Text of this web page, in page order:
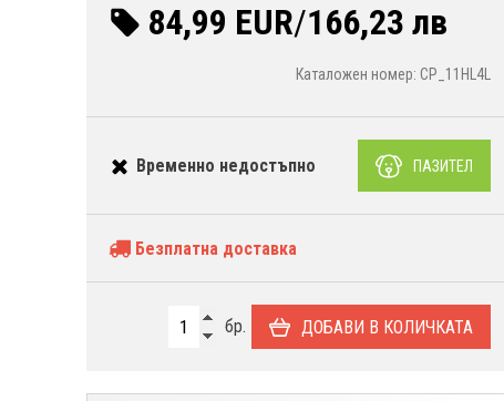
84,99 EUR/166,23 лв
Каталожен номер: CP_11HL4L
Временно недостъпно ПАЗИТЕЛ
Безплатна доставка
бр. ДОБАВИ В КОЛИЧКАТА